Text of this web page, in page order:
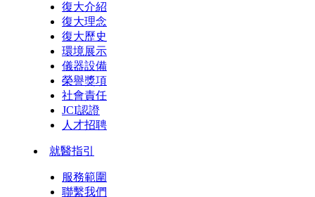
復大介紹
復大理念
復大歷史
環境展示
儀器設備
榮譽獎項
社會責任
JCI認證
人才招聘
就醫指引
服務範圍
聯繫我們